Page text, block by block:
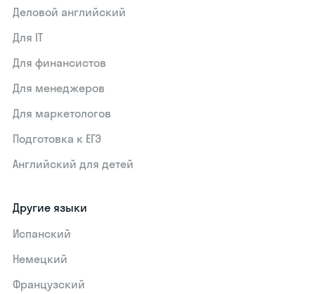
Деловой английский
Для IT
Для финансистов
Для менеджеров
Для маркетологов
Подготовка к ЕГЭ
Английский для детей
Другие языки
Испанский
Немецкий
Французский